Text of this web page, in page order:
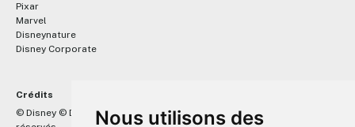
Nous utilisons des
Pixar
Marvel
Disneynature
Disney Corporate
Crédits
© Disney © Disney/Pixar © &
Lucasfilm LTD © Marvel. Tous droits